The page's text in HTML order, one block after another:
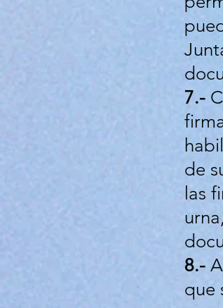
7.-
de
las
8.-
que